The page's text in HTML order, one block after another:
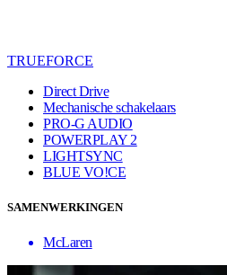
TRUEFORCE
Direct Drive
Mechanische schakelaars
PRO-G AUDIO
POWERPLAY 2
LIGHTSYNC
BLUE VO!CE
SAMENWERKINGEN
McLaren